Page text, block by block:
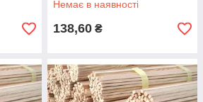
Немає в наявності
138,60 ₴